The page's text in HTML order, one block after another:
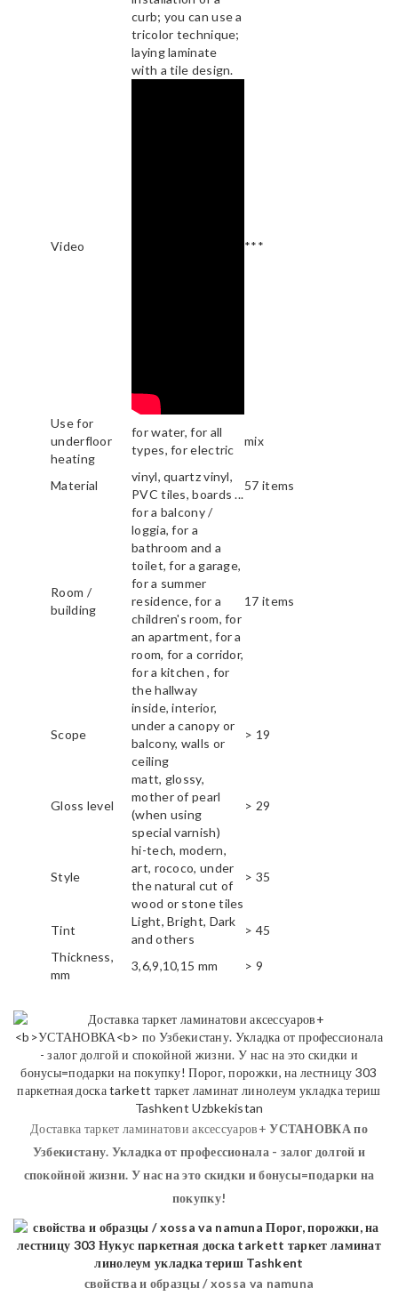
curb; you can use a
tricolor technique;
laying laminate
with a tile design.
Video ***
Use for
underfloor
heating
for water, for all
types, for electric
mix
Material
vinyl, quartz vinyl,
PVC tiles, boards ...
57 items
Room /
building
for a balcony /
loggia, for a
bathroom and a
toilet, for a garage,
for a summer
residence, for a
children's room, for
an apartment, for a
room, for a corridor,
for a kitchen , for
the hallway
17 items
Scope
inside, interior,
under a canopy or
balcony, walls or
ceiling
> 19
Gloss level
matt, glossy,
mother of pearl
(when using
special varnish)
> 29
Style
hi-tech, modern,
art, rococo, under
the natural cut of
wood or stone tiles
> 35
Tint
Light, Bright, Dark
and others
> 45
Thickness,
mm
3,6,9,10,15 mm > 9
Доставка таркет ламинатови аксессуаров+УСТАНОВКАпо
Узбекистану. Укладка от профессионала - залог долгой и
спокойной жизни. У нас на это скидки и бонусы=подарки на
покупку!
свойства и образцы / xossa va namuna